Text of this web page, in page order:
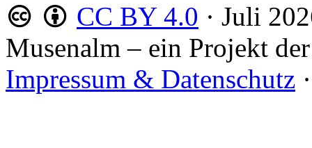
CC BY 4.0 · Juli
Musenalm – ein Projekt der
Impressum & Datenschutz ·